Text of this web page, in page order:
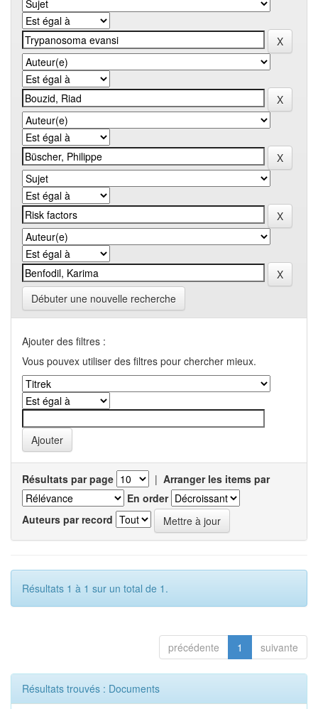
Débuter une nouvelle recherche
Ajouter des filtres :
Vous pouvex utiliser des filtres pour chercher mieux.
Résultats par page | Arranger les items par
En order
Auteurs par record
Résultats 1 à 1 sur un total de 1.
précédente 1 suivante
Résultats trouvés : Documents